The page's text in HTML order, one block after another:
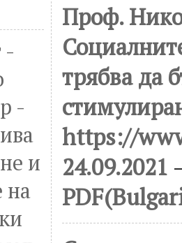
-
-
и
на
Проф.
трябва да
https://
24.09.2021